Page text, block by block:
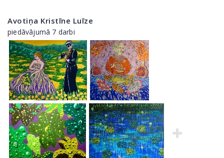
Avotiņa Kristīne Luīze
piedāvājumā 7 darbi